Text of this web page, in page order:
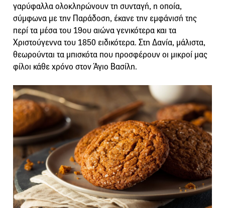
γαρύφαλλα ολοκληρώνουν τη συνταγή, η οποία,
σύμφωνα με την Παράδοση, έκανε την εμφάνισή της
περί τα μέσα του 19ου αιώνα γενικότερα και τα
Χριστούγεννα του 1850 ειδικότερα. Στη Δανία, μάλιστα,
θεωρούνται τα μπισκότα που προσφέρουν οι μικροί μας
φίλοι κάθε χρόνο στον Άγιο Βασίλη.